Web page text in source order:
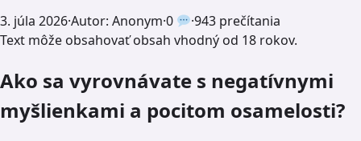
3. júla 2026·Autor: Anonym·0 ·943 prečítania
Text môže obsahovať obsah vhodný od 18 rokov.
Ako sa vyrovnávate s negatívnymi
myšlienkami a pocitom osamelosti?